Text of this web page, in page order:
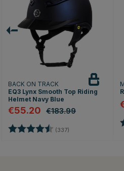
BACK ON TRACK
EQ3 Lynx Smooth Top Riding
Helmet Navy Blue
€55.20 €183.99
Bewertung: (337) 4.7 von 5 Sternen